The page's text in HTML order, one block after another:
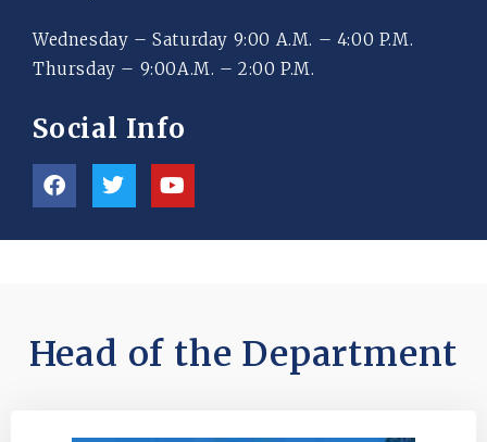
Wednesday – Saturday 9:00 A.M. – 4:00 P.M.
Thursday – 9:00A.M. – 2:00 P.M.
Social Info
Head of the Department